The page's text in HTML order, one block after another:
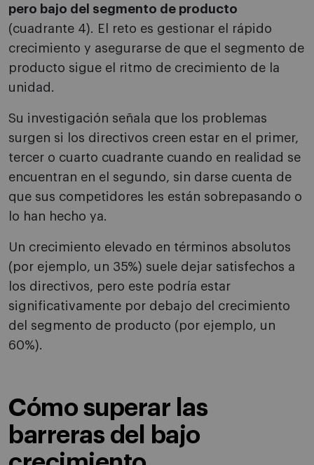
pero bajo del segmento de producto
(cuadrante 4). El reto es gestionar el rápido
crecimiento y asegurarse de que el segmento de
producto sigue el ritmo de crecimiento de la
unidad.
Su investigación señala que los problemas
surgen si los directivos creen estar en el primer,
tercer o cuarto cuadrante cuando en realidad se
encuentran en el segundo, sin darse cuenta de
que sus competidores les están sobrepasando o
lo han hecho ya.
Un crecimiento elevado en términos absolutos
(por ejemplo, un 35%) suele dejar satisfechos a
los directivos, pero este podría estar
significativamente por debajo del crecimiento
del segmento de producto (por ejemplo, un
60%).
Cómo superar las
barreras del bajo